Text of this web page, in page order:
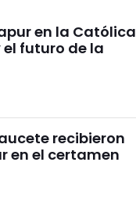
en la Católica
el futuro de la
recibieron
en el certamen